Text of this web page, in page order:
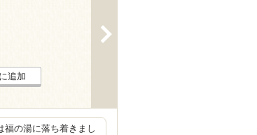
追加
福の湯に落ち着きまし